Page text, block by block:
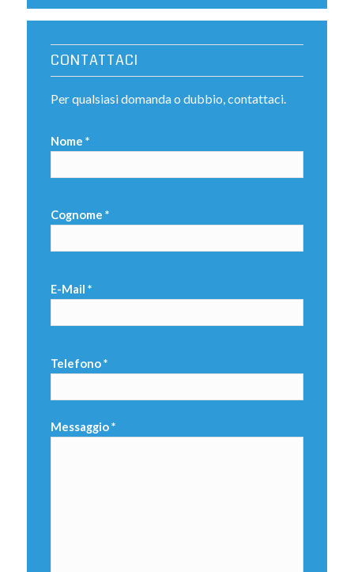
CONTATTACI
Per qualsiasi domanda o dubbio, contattaci.
Nome *
Cognome *
E-Mail *
Telefono *
Messaggio *